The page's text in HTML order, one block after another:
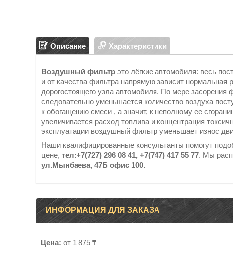
Описание Характеристики
Воздушный фильтр это лёгкие автомобиля: весь
и от качества фильтра напрямую зависит нормальная
дорогостоящего узла автомобиля. По мере засорения
следовательно уменьшается количество воздуха
к обогащению смеси , а значит, к неполному ее
увеличивается расход топлива и концентрация
эксплуатации воздушный фильтр уменьшает износ
Наши квалифицированные консультанты помогут
цене, тел:+7(727) 296 08 41, +7(747) 417 55 77. Мы
ул.Мынбаева, 47Б офис 100.
ИНФОРМАЦИЯ ДЛЯ ЗАКАЗА
Цена: от 1 875 ₸